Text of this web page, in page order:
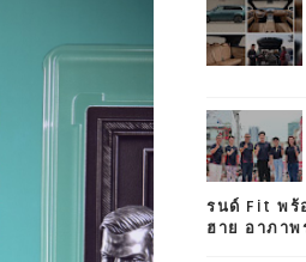
รนด์ Fit พร้
ฮาย อาภาพ